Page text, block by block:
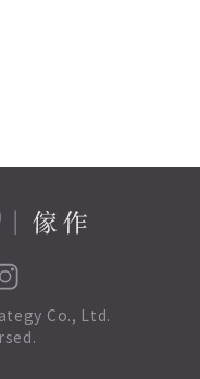
Co., Ltd.